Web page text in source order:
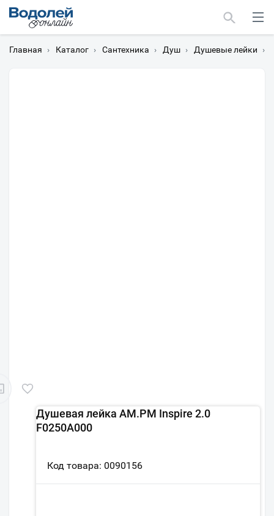
Главная › Каталог › Сантехника › Душ › Душевые лейки ›
Душевая лейка AM.PM Inspire 2.0
F0250A000
Код товара: 0090156